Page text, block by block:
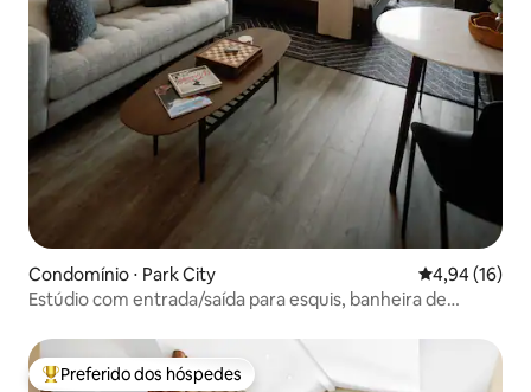
Condomínio ⋅ Park City 4,94 de uma
4,94 (16)
Estúdio com entrada/saída para esquis, banheira de
Entre os melhores preferidos dos hóspedes
Preferido dos hóspedes